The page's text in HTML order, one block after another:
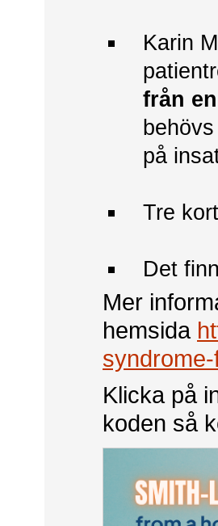
Karin
från
på
Tre
Det
Mer
hemsida
Klicka på
koden så